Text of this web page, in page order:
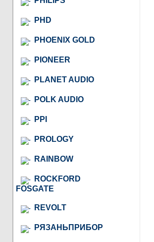
PHD
PHOENIX GOLD
PIONEER
PLANET AUDIO
POLK AUDIO
PPI
PROLOGY
RAINBOW
ROCKFORD
FOSGATE
REVOLT
РЯЗАНЬПРИБОР